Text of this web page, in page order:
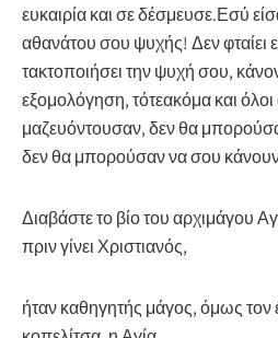
ευκαιρία και σε δέσμευσε.Εσύ
αθανάτου σου ψυχής! Δεν φταίει
τακτοποιήσει την ψυχή σου,
εξομολόγηση, τότεακόμα και
μαζευόντουσαν, δεν θα
δεν θα μπορούσαν να σου
Διαβάστε το βίο του αρχιμάγου
πριν γίνει Χριστιανός,
ήταν καθηγητής μάγος, όμως τον